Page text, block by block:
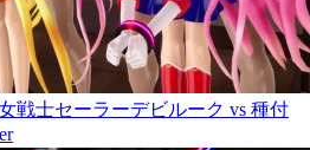
戦士セーラーデビルーク vs 種付